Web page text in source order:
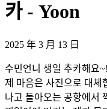
카 - Yoon
2025 年 3 月 13 日
수민언니 생일 추카해요
제 마음은 사진으로 대
나고 돌아오는 공항에서